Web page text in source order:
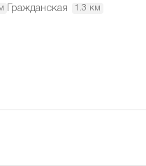
Гражданская 1.3 км